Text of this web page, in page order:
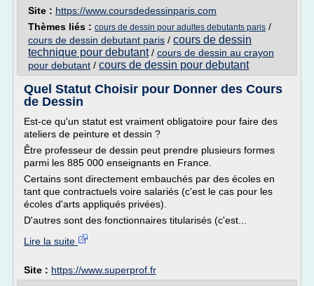
Site : https://www.coursdedessinparis.com
Thèmes liés : cours de dessin pour adultes debutants paris /
cours de dessin debutant paris / cours de dessin
technique pour debutant/ cours de dessin au crayon
pour debutant / cours de dessin pour debutant
Quel Statut Choisir pour Donner des Cours
de Dessin
Est-ce qu'un statut est vraiment obligatoire pour faire des
ateliers de peinture et dessin ?
Être professeur de dessin peut prendre plusieurs formes
parmi les 885 000 enseignants en France.
Certains sont directement embauchés par des écoles en
tant que contractuels voire salariés (c'est le cas pour les
écoles d'arts appliqués privées).
D'autres sont des fonctionnaires titularisés (c'est...
Lire la suite
Site : https://www.superprof.fr